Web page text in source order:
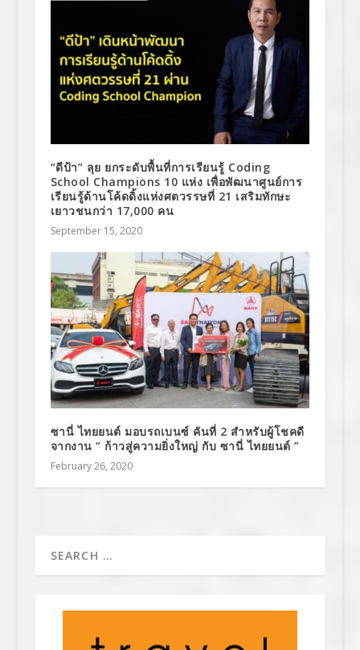
“ดีป้า” ลุย ยกระดับพื้นที่การเรียนรู้ Coding
School Champions 10 แห่ง เพื่อพัฒนาศูนย์การ
เรียนรู้ด้านโค้ดดิ้งแห่งศตวรรษที่ 21 เสริมทักษะ
เยาวชนกว่า 17,000 คน
September 15, 2020
ซานี่ ไทยยนต์ มอบรถเบนซ์ คันที่ 2 สำหรับผู้โชคดี
จากงาน “ ก้าวสู่ความยิ่งใหญ่ กับ ซานี่ ไทยยนต์ ”
February 26, 2020